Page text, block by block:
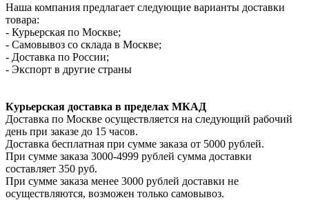
Наша компания предлагает следующие варианты доставки
товара:
- Курьерская по Москве;
- Самовывоз со склада в Москве;
- Доставка по России;
- Экспорт в другие страны
Курьерская доставка в пределах МКАД
Доставка по Москве осуществляется на следующий рабочий
день при заказе до 15 часов.
Доставка бесплатная при сумме заказа от 5000 рублей.
При сумме заказа 3000-4999 рублей сумма доставки
составляет 350 руб.
При сумме заказа менее 3000 рублей доставки не
осуществляются, возможен только самовывоз.